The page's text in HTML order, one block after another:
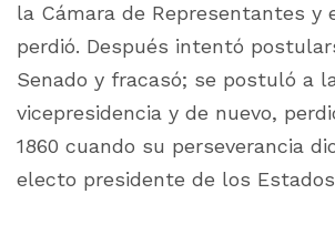
la Cámara de Representantes y
perdió. Después intentó
Senado y fracasó; se postuló a
vicepresidencia y de nuevo,
1860 cuando su perseverancia
electo presidente de los